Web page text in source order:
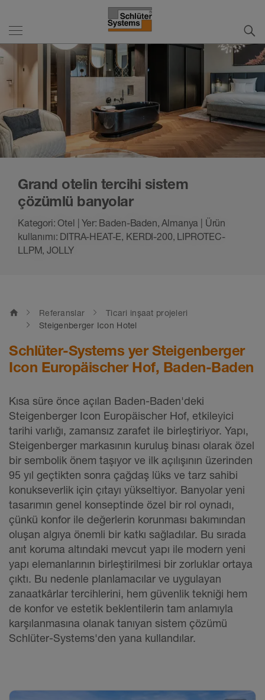
Grand otelin tercihi sistem
çözümlü banyolar
Kategori: Otel | Yer: Baden-Baden, Almanya | Ürün
kullanımı: DITRA-HEAT-E, KERDI-200, LIPROTEC-
LLPM, JOLLY
home Referanslar
Ticari inşaat projeleri
Steigenberger Icon Hotel
Schlüter-Systems yer Steigenberger
Icon Europäischer Hof, Baden-Baden
Kısa süre önce açılan Baden-Baden'deki
Steigenberger Icon Europäischer Hof, etkileyici
tarihi varlığı, zamansız zarafet ile birleştiriyor. Yapı,
Steigenberger markasının kuruluş binası olarak özel
bir sembolik önem taşıyor ve ilk açılışının üzerinden
95 yıl geçtikten sonra çağdaş lüks ve tarz sahibi
konukseverlik için çıtayı yükseltiyor. Banyolar yeni
tasarımın genel konseptinde özel bir rol oynadı,
çünkü konfor ile değerlerin korunması bakımından
oluşan algıya önemli bir katkı sağladılar. Bu sırada
anıt koruma altındaki mevcut yapı ile modern yeni
yapı elemanlarının birleştirilmesi bir zorluklar ortaya
çıktı. Bu nedenle planlamacılar ve uygulayan
zanaatkârlar tercihlerini, hem güvenlik tekniği hem
de konfor ve estetik beklentilerin tam anlamıyla
karşılanmasına olanak tanıyan sistem çözümü
Schlüter-Systems'den yana kullandılar.